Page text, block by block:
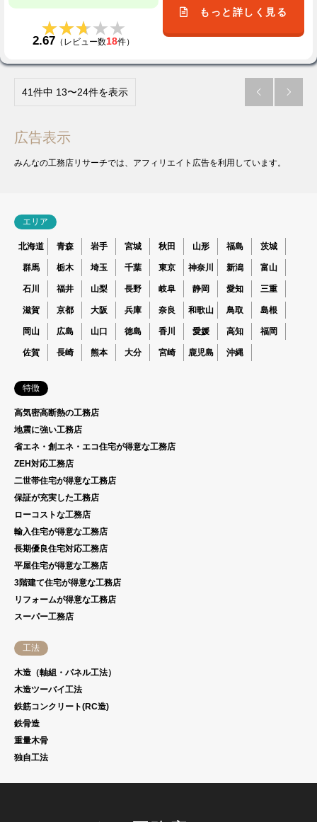
★★★★★
★★★★★
2.67 （レビュー数18件）
もっと詳しく見る
41件中 13〜24件を表示  
広告表示
みんなの工務店リサーチでは、アフィリエイト広告を利用しています。
エリア
北海道 青森 岩手 宮城 秋田 山形 福島 茨城
群馬 栃木 埼玉 千葉 東京 神奈川 新潟 富山
石川 福井 山梨 長野 岐阜 静岡 愛知 三重
滋賀 京都 大阪 兵庫 奈良 和歌山 鳥取 島根
岡山 広島 山口 徳島 香川 愛媛 高知 福岡
佐賀 長崎 熊本 大分 宮崎 鹿児島 沖縄
特徴
高気密高断熱の工務店
地震に強い工務店
省エネ・創エネ・エコ住宅が得意な工務店
ZEH対応工務店
二世帯住宅が得意な工務店
保証が充実した工務店
ローコストな工務店
輸入住宅が得意な工務店
長期優良住宅対応工務店
平屋住宅が得意な工務店
3階建て住宅が得意な工務店
リフォームが得意な工務店
スーパー工務店
工法
木造（軸組・パネル工法）
木造ツーバイ工法
鉄筋コンクリート(RC造)
鉄骨造
重量木骨
独自工法